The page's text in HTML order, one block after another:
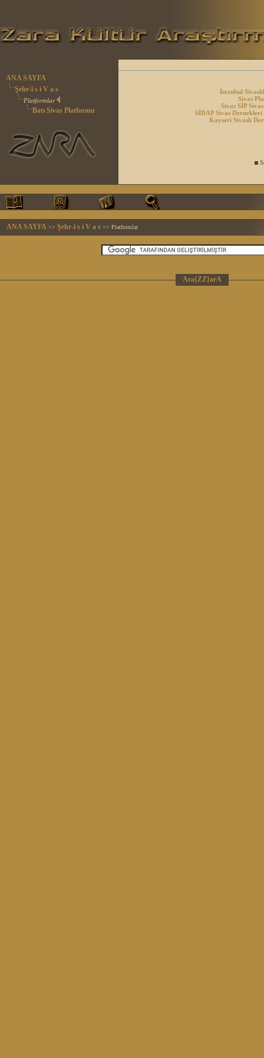
ANA SAYFA
Şehr-î s i V a s
Platformlar
Batı Sivas Platformu
İstanbul
Sivas
Sivas SİP
SİDAP Sivas
Kayseri Sivaslı
ANA SAYFA >> Şehr-î s i V a s >> Platformlar
Ara{ZZ}arA